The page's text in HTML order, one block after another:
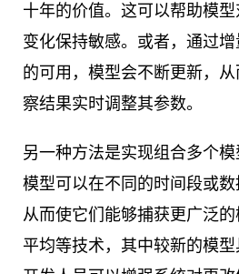
十年的价值。这可以帮助模
变化保持敏感。或者，通过
的可用，模型会不断更新，
察结果实时调整其参数。
另一种方法是实现组合多个
模型可以在不同的时间段或数
从而使它们能够捕获更广泛
平均等技术，其中较新的模型